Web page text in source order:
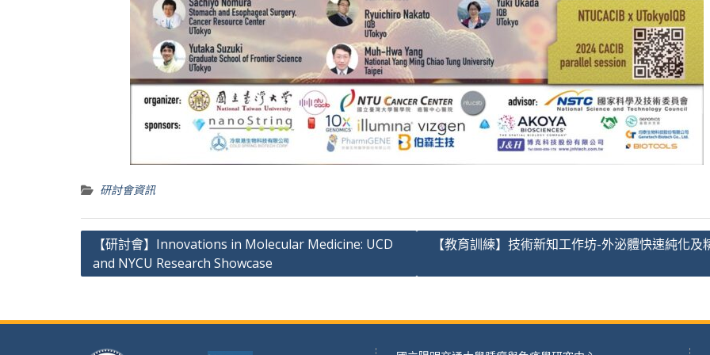
研討會資訊
章
【研討會】Innovations in Molecular Medicine: UCD
and NYCU Research Showcase
【教育訓練】技術新知工作坊-外泌體快速純化及